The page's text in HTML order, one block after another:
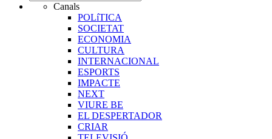
Canals
POLíTICA
SOCIETAT
ECONOMIA
CULTURA
INTERNACIONAL
ESPORTS
IMPACTE
NEXT
VIURE BE
EL DESPERTADOR
CRIAR